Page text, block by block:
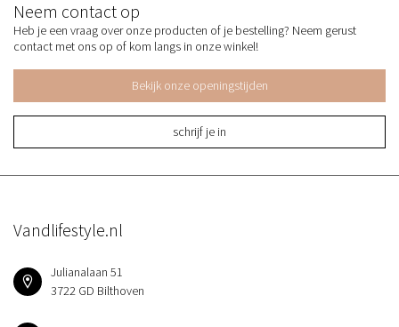
Neem contact op
Heb je een vraag over onze producten of je bestelling? Neem gerust
contact met ons op of kom langs in onze winkel!
Bekijk onze openingstijden
schrijf je in
Vandlifestyle.nl
Julianalaan 51
3722 GD Bilthoven